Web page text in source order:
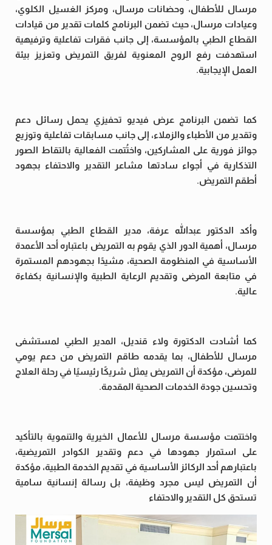
مرسال للأطفال، وحضانات مرسال، ومركز الغسيل الكلوي،
وعيادات مرسال، حيث تضمن البرنامج كلمات تقدير من قيادات
القطاع الطبي بالمؤسسة، إلى جانب فقرات تفاعلية وترفيهية
استهدفت رفع الروح المعنوية لفريق التمريض وتعزيز بيئة
العمل الإيجابية.
كما تضمن البرنامج عرض فيديو تحفيزي يحمل رسائل دعم
وتقدير من الأطباء والزملاء، إلى جانب مسابقات تفاعلية وتوزيع
جوائز فورية على المشاركين، واختُتمت الفعالية بالتقاط الصور
التذكارية في أجواء سادتها مشاعر التقدير والاحتفاء بجهود
أطقم التمريض.
وأكد الدكتور عبدالله عرفة، مدير القطاع الطبي بمؤسسة
مرسال، أهمية الدور الذي يقوم به التمريض باعتباره أحد الأعمدة
الأساسية في المنظومة الصحية، مشيدًا بجهودهم المستمرة
في متابعة المرضى وتقديم الرعاية الطبية والإنسانية بكفاءة
عالية.
كما أشادت الدكتورة ولاء قنديل، المدير الطبي لمستشفى
مرسال للأطفال، بما يقدمه طاقم التمريض من دعم يومي
للمرضى، مؤكدة أن التمريض يمثل شريكًا رئيسيًا في رحلة العلاج
وتحسين جودة الخدمات الصحية المقدمة.
واختتمت مؤسسة مرسال للأعمال الخيرية والتنموية بالتأكيد
على استمرار جهودها في دعم وتقدير الكوادر التمريضية،
باعتبارهم أحد الركائز الأساسية في تقديم الخدمة الطبية، مؤكدة
أن التمريض ليس مجرد وظيفة، بل رسالة إنسانية سامية
تستحق كل التقدير والاحتفاء